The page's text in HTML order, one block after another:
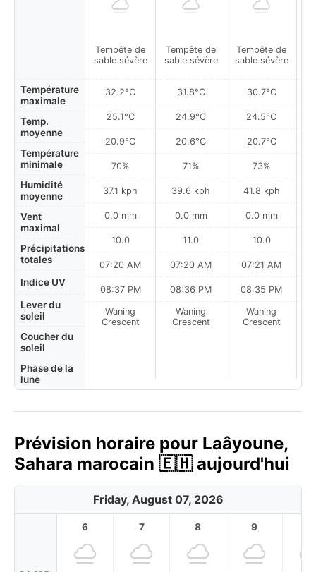
Température
maximale
Temp.
moyenne
Température
minimale
Humidité
moyenne
Vent
maximal
Précipitations
totales
Indice UV
Lever du
soleil
Coucher du
soleil
Phase de la
lune
Tempête de
sable sévère
32.2°C
25.1°C
20.9°C
70%
37.1 kph
0.0 mm
10.0
07:20 AM
08:37 PM
Waning
Crescent
Tempête de
sable sévère
31.8°C
24.9°C
20.6°C
71%
39.6 kph
0.0 mm
11.0
07:20 AM
08:36 PM
Waning
Crescent
Tempête de
sable sévère
30.7°C
24.5°C
20.7°C
73%
41.8 kph
0.0 mm
10.0
07:21 AM
08:35 PM
Waning
Crescent
Prévision horaire pour Laâyoune,
Sahara marocain 🇪🇭 aujourd'hui
Friday, August 07, 2026
6 7 8 9